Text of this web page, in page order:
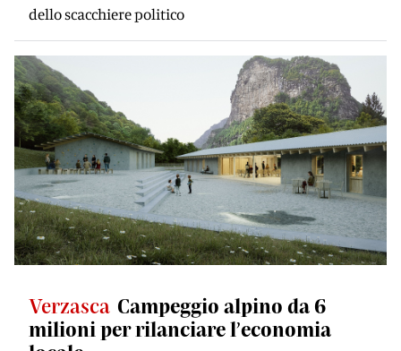
dello scacchiere politico
Verzasca Campeggio alpino da 6
milioni per rilanciare l’economia